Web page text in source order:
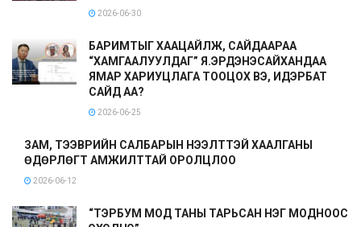
2026-06-30
БАРИМТЫГ ХААЦАЙЛЖ, САЙДААРАА
“ХАМГААЛУУЛДАГ” Я.ЭРДЭНЭСАЙХАНДАА
ЯМАР ХАРИУЦЛАГА ТООЦОХ ВЭ, ИДЭРБАТ
САЙД АА?
2026-06-25
ЗАМ, ТЭЭВРИЙН САЛБАРЫН НЭЭЛТТЭЙ ХААЛГАНЫ
ӨДӨРЛӨГТ АМЖИЛТТАЙ ОРОЛЦЛОО
2026-06-12
“ТЭРБУМ МОД ТАНЫ ТАРЬСАН НЭГ МОДНООС